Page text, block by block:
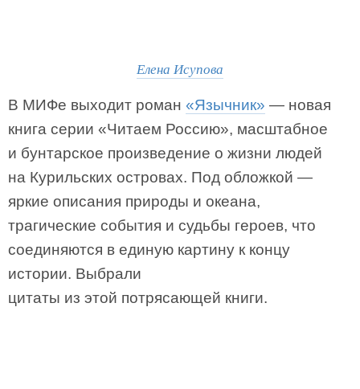
Елена Исупова
В МИФе выходит роман «Язычник» — новая
книга серии «Читаем Россию», масштабное
и бунтарское произведение о жизни людей
на Курильских островах. Под обложкой —
яркие описания природы и океана,
трагические события и судьбы героев, что
соединяются в единую картину к концу
истории. Выбрали
цитаты из этой потрясающей книги.